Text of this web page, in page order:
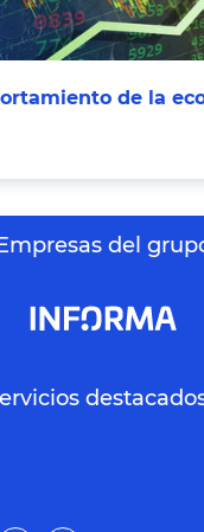
de la
del